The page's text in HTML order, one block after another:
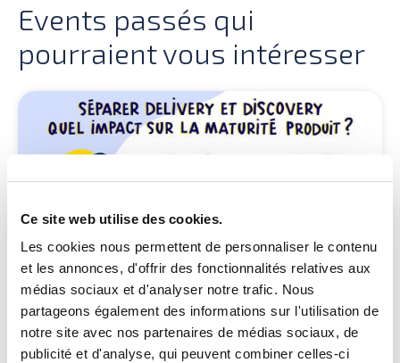
Ce site web utilise des cookies.
Les cookies nous permettent de personnaliser le contenu
et les annonces, d'offrir des fonctionnalités relatives aux
médias sociaux et d'analyser notre trafic. Nous
partageons également des informations sur l'utilisation de
notre site avec nos partenaires de médias sociaux, de
publicité et d'analyse, qui peuvent combiner celles-ci
Events passés qui
pourraient vous intéresser
Séparer Delivery et Discovery : quel
impact sur la maturité produit ?